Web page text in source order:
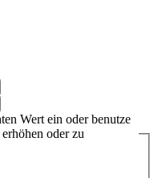
Wert ein oder benutze
oder zu